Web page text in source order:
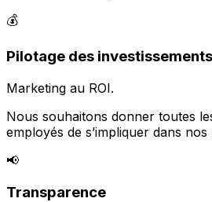
💰
Pilotage des investissements
Marketing au ROI.
Nous souhaitons donner toutes
employés de s’impliquer dans
📢
Transparence